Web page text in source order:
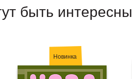
быть интересны
Новинка